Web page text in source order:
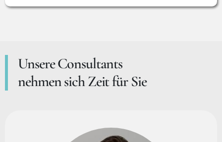
Unsere Consultants
nehmen sich Zeit für Sie